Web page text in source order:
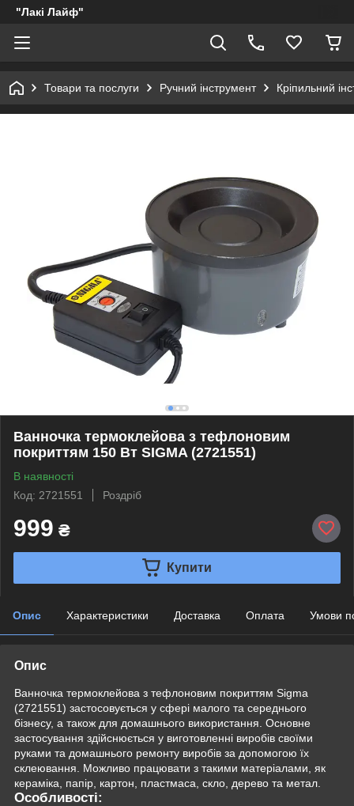
"Лакі Лайф"
Товари та послуги Ручний інструмент Кріпильний
Ванночка термоклейова з тефлоновим
покриттям 150 Вт SIGMA (2721551)
В наявності
Код: 2721551
Роздріб
999 ₴
Купити
Опис Характеристики Доставка Оплата Умови
Опис
Ванночка термоклейова з тефлоновим покриттям Sigma
(2721551) застосовується у сфері малого та середнього
бізнесу, а також для домашнього використання. Основне
застосування здійснюється у виготовленні виробів своїми
руками та домашнього ремонту виробів за допомогою їх
склеювання. Можливо працювати з такими матеріалами, як
кераміка, папір, картон, пластмаса, скло, дерево та метал.
Особливості: